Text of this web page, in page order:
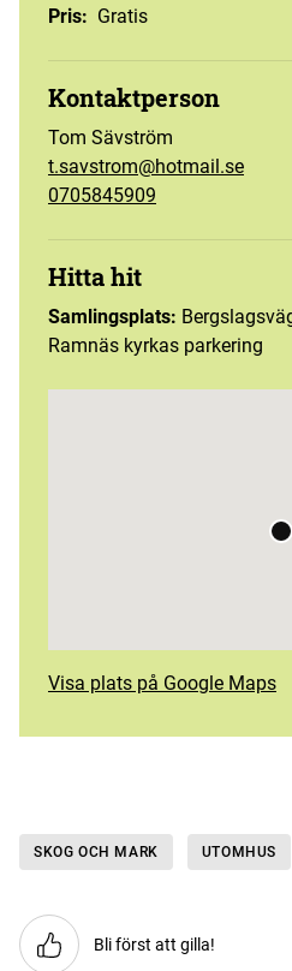
Pris: Gratis
Kontaktperson
Tom Sävström
t.savstrom@hotmail.se
0705845909
Hitta hit
Samlingsplats:
Ramnäs kyrkas parkering
Visa plats på Google Maps
SKOG OCH MARK UTOMHUS
Bli först att gilla!